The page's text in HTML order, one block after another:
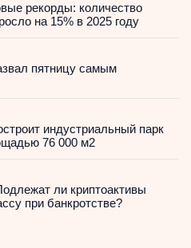
рекорды: количество
на 15% в 2025 году
пятницу самым
индустриальный парк
76 000 м2
ли криптоактивы
при банкротстве?